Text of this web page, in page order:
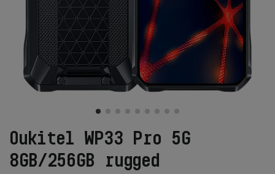
Oukitel WP33 Pro 5G
8GB/256GB rugged